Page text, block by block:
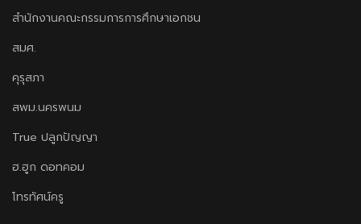
สำนักงานคณะกรรมการการศึกษาเอกชน
สมศ.
คุรุสภา
สพม.นครพนม
True ปลูกปัญญา
ฮ.ฮูก ดอทคอม
โทรทัศน์ครู